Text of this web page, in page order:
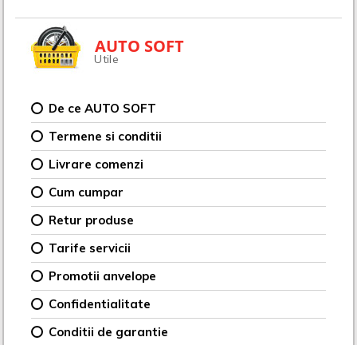
AUTO SOFT
Utile
De ce AUTO SOFT
Termene si conditii
Livrare comenzi
Cum cumpar
Retur produse
Tarife servicii
Promotii anvelope
Confidentialitate
Conditii de garantie